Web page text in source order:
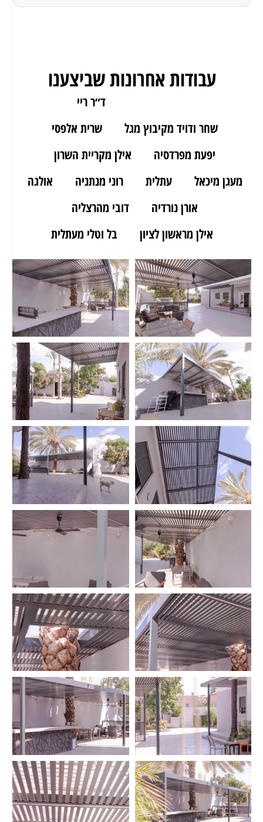
עבודות אחרונות שביצענו
ד״ר ריי
שחר ודויד מקיבוץ מגל
שרית אלפסי
יפעת מפרדסיה
אילן מקריית השרון
מעגן מיכאל
עתלית רוני מנתניה
אולגה
אורן נורדיה
דובי מהרצליה
אילן מראשון לציון
בל וטלי מעתלית